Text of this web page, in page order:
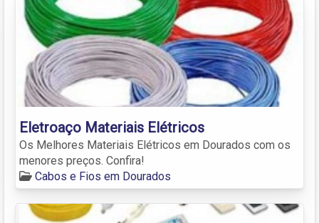
Eletroaço Materiais Elétricos
Os Melhores Materiais Elétricos em Dourados com os
menores preços. Confira!
Cabos e Fios em Dourados